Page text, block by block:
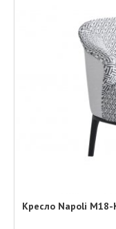
Кресло Napoli M18-